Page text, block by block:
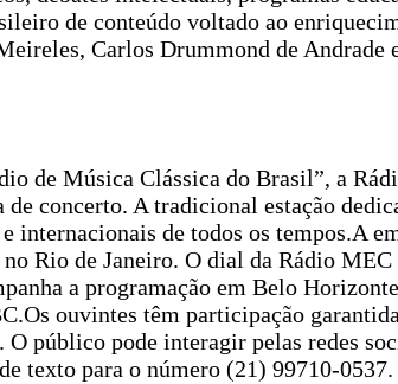
de conteúdo voltado ao
Carlos Drummond de Andrade
de Música Clássica do Brasil”, a
concerto. A tradicional estação
internacionais de todos os tempos.A
Rio de Janeiro. O dial da Rádio
a programação em Belo
ouvintes têm participação
O público pode interagir pelas redes
texto para o número (21) 99710-0537.